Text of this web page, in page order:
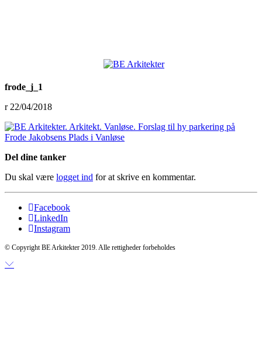
frode_j_1
22/04/2018
Del dine tanker
Du skal være logget ind for at skrive en kommentar.
Facebook
LinkedIn
Instagram
© Copyright BE Arkitekter 2019. Alle rettigheder forbeholdes